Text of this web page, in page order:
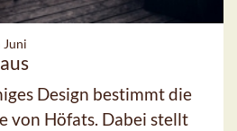
Juni
Design bestimmt die
von Höfats. Dabei stellt